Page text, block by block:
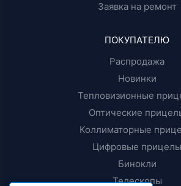
Заявка на ремонт
ПОКУПАТЕЛЮ
Распродажа
Новинки
Тепловизионные
Оптические
Коллиматорные
Цифровые прицелы
Бинокли
Телескопы